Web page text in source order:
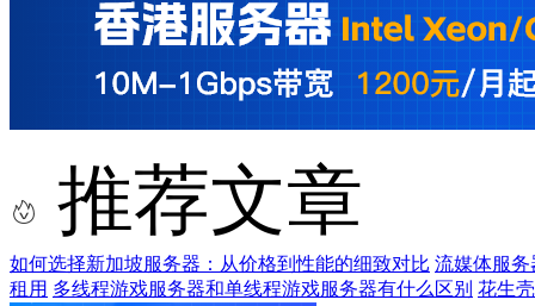
推荐文章
如何选择新加坡服务器：从价格到性能的细致对比 流媒体服
租用 多线程游戏服务器和单线程游戏服务器有什么区别 花生